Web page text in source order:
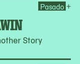
Story
Pasado +